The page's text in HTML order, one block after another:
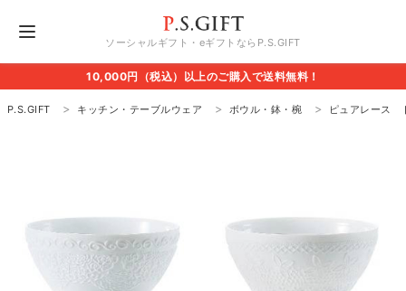
ソーシャルギフト・eギフトならP.S.GIFT
10,000円（税込）以上のご購入で送料無料！
P.S.GIFT キッチン・テーブルウェア ボウル・鉢・椀 ピュアレース